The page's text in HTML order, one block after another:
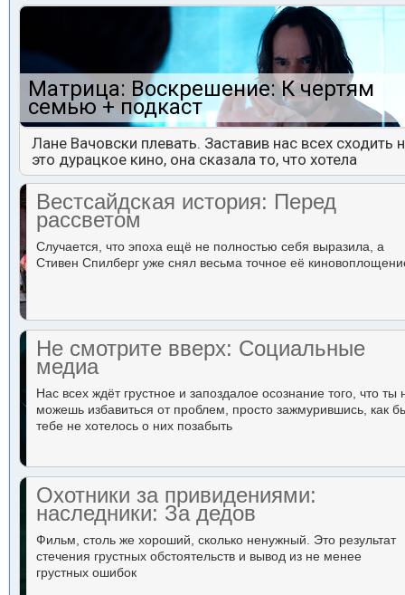
Матрица: Воскрешение: К чертям
семью + подкаст
Лане Вачовски плевать. Заставив нас всех сходить
это дурацкое кино, она сказала то, что хотела
Вестсайдская история: Перед
рассветом
Случается, что эпоха ещё не полностью себя выразила, а
Стивен Спилберг уже снял весьма точное её
Не смотрите вверх: Социальные
медиа
Нас всех ждёт грустное и запоздалое осознание того, что ты
можешь избавиться от проблем, просто зажмурившись, как
тебе не хотелось о них позабыть
Охотники за привидениями:
наследники: За дедов
Фильм, столь же хороший, сколько ненужный. Это результат
стечения грустных обстоятельств и вывод из не менее
грустных ошибок